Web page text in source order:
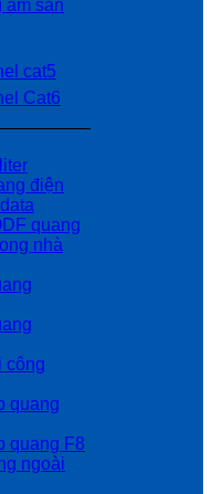
âm sàn
cat5
Cat6
điện
quang
nhà
công
quang
quang F8
ngoài